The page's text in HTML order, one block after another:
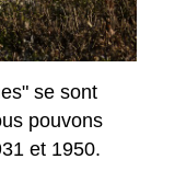
se sont
pouvons
et 1950.